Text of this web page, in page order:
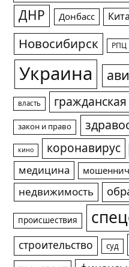
ДНР Донбасс
Новосибирск РПЦ
Украина
власть
закон и право
кино коронавирус
медицина
недвижимость
происшествия
строительство суд